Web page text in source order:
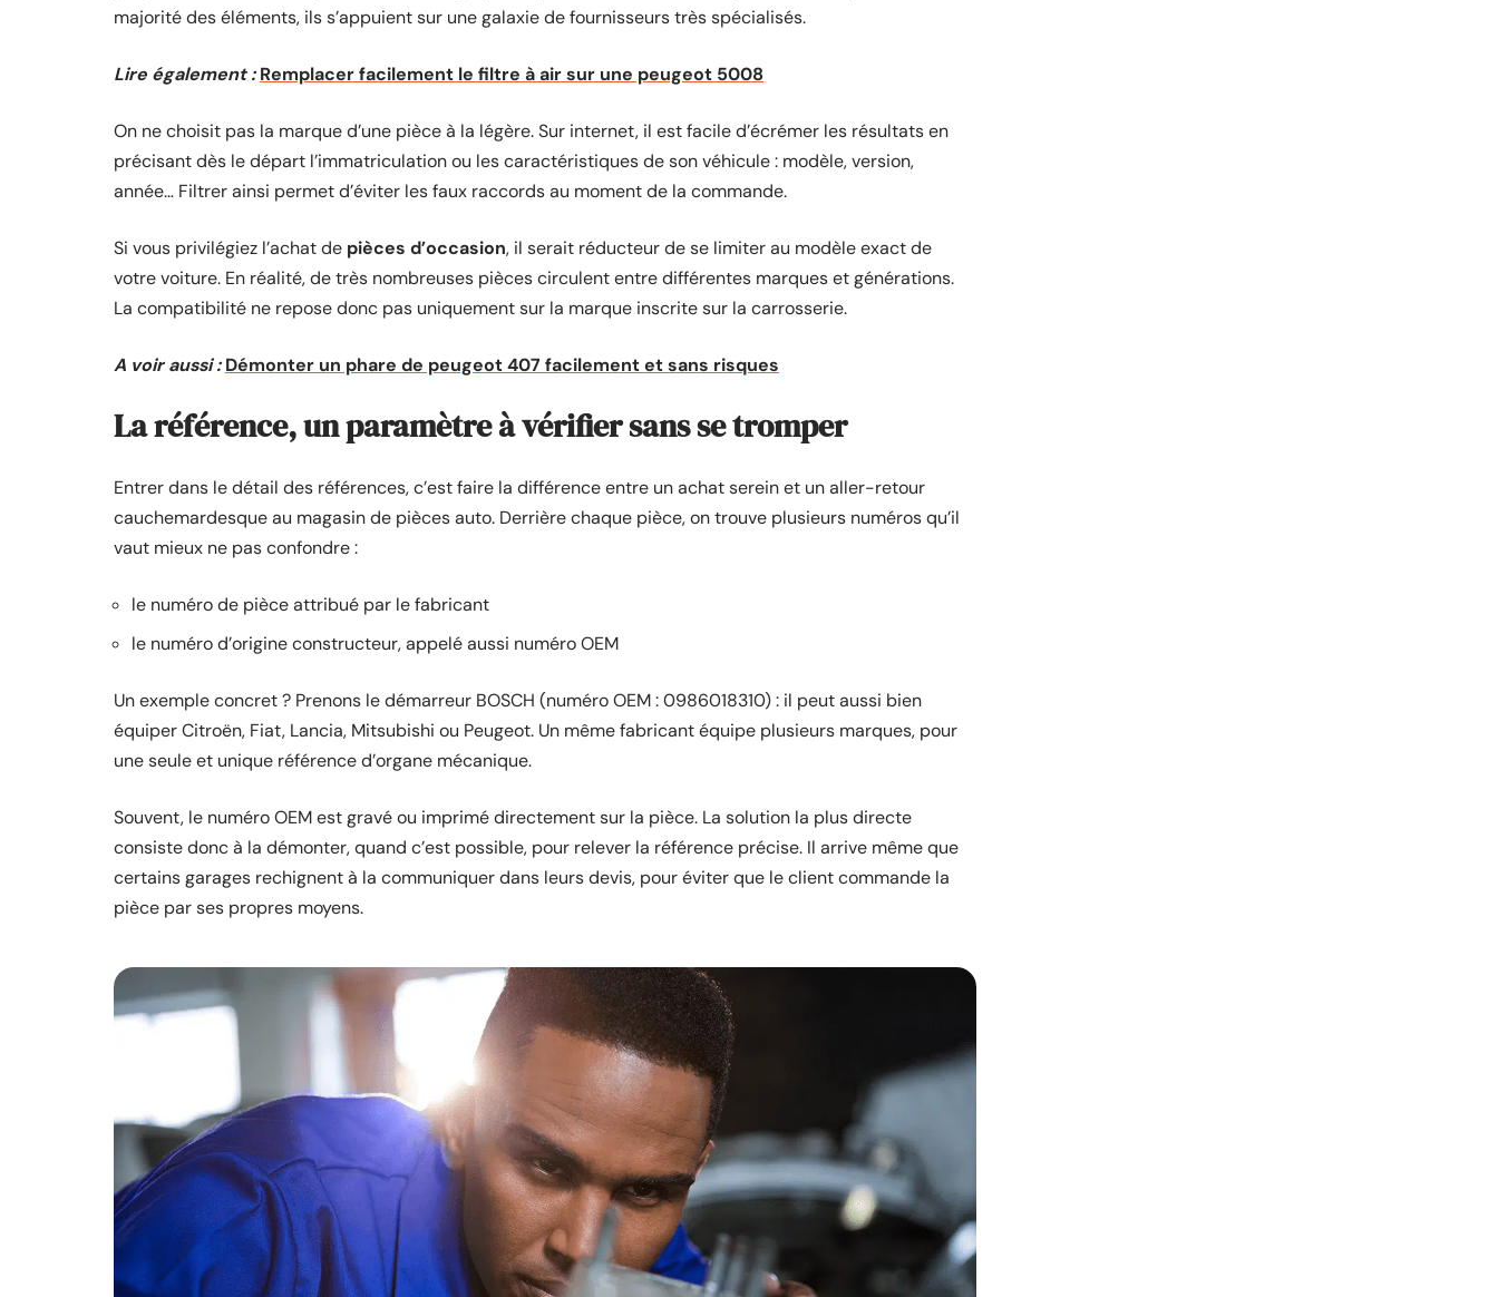
majorité des éléments, ils s’appuient sur une galaxie de fournisseurs très spécialisés.
Lire également : Remplacer facilement le filtre à air sur une peugeot 5008
On ne choisit pas la marque d’une pièce à la légère. Sur internet, il est facile d’écrémer les résultats en
précisant dès le départ l’immatriculation ou les caractéristiques de son véhicule : modèle, version,
année… Filtrer ainsi permet d’éviter les faux raccords au moment de la commande.
Si vous privilégiez l’achat de pièces d’occasion, il serait réducteur de se limiter au modèle exact de
votre voiture. En réalité, de très nombreuses pièces circulent entre différentes marques et générations.
La compatibilité ne repose donc pas uniquement sur la marque inscrite sur la carrosserie.
A voir aussi : Démonter un phare de peugeot 407 facilement et sans risques
La référence, un paramètre à vérifier sans se tromper
Entrer dans le détail des références, c’est faire la différence entre un achat serein et un aller-retour
cauchemardesque au magasin de pièces auto. Derrière chaque pièce, on trouve plusieurs numéros qu’il
vaut mieux ne pas confondre :
le numéro de pièce attribué par le fabricant
le numéro d’origine constructeur, appelé aussi numéro OEM
Un exemple concret ? Prenons le démarreur BOSCH (numéro OEM : 0986018310) : il peut aussi bien
équiper Citroën, Fiat, Lancia, Mitsubishi ou Peugeot. Un même fabricant équipe plusieurs marques, pour
une seule et unique référence d’organe mécanique.
Souvent, le numéro OEM est gravé ou imprimé directement sur la pièce. La solution la plus directe
consiste donc à la démonter, quand c’est possible, pour relever la référence précise. Il arrive même que
certains garages rechignent à la communiquer dans leurs devis, pour éviter que le client commande la
pièce par ses propres moyens.